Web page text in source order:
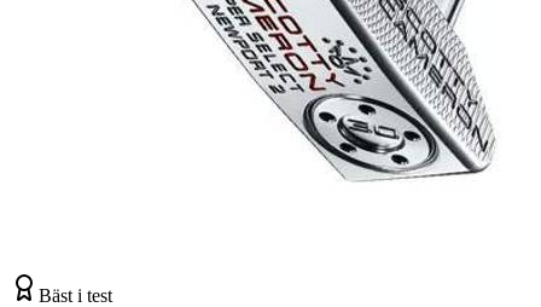
Bäst i test